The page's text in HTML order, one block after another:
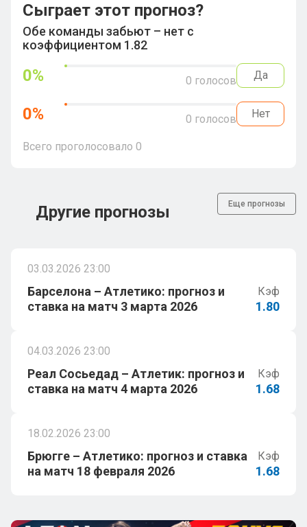
Сыграет этот прогноз?
Обе команды забьют – нет с
коэффициентом 1.82
0% 0 голосов Да
0% 0 голосов Нет
Всего проголосовало 0
Другие прогнозы Еще прогнозы
03.03.2026 23:00
Барселона – Атлетико: прогноз и
ставка на матч 3 марта 2026
Кэф
1.80
04.03.2026 23:00
Реал Сосьедад – Атлетик: прогноз и
ставка на матч 4 марта 2026
Кэф
1.68
18.02.2026 23:00
Брюгге – Атлетико: прогноз и ставка
на матч 18 февраля 2026
Кэф
1.68